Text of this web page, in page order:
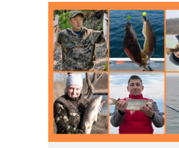
+7 (423) 234 50 50
info@vostokcement.ru